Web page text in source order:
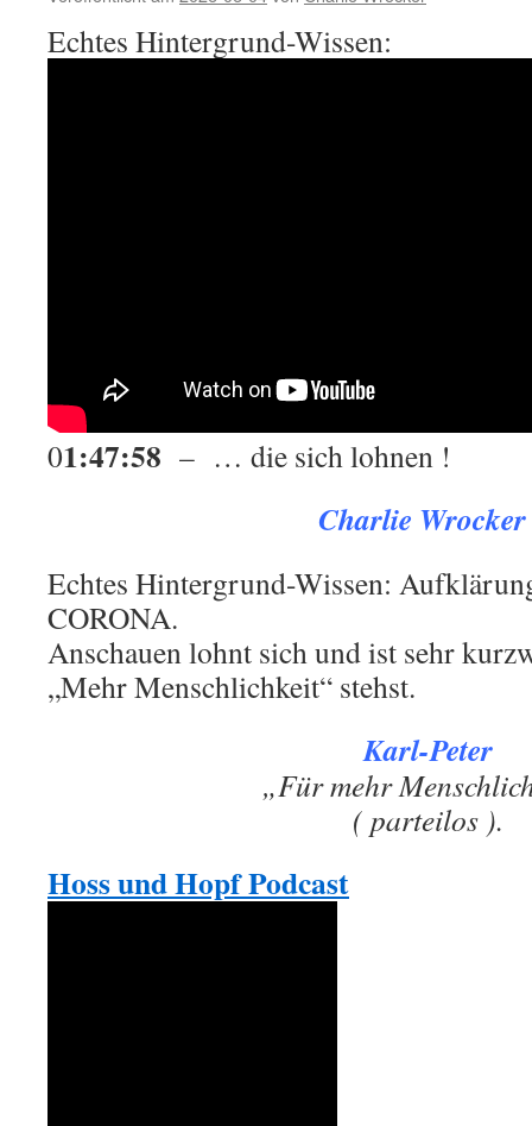
Echtes Hintergrund-Wissen:
01:47:58 – … die sich lohnen !
Charlie
Echtes Hintergrund-Wissen:
CORONA.
Anschauen lohnt sich und ist sehr
„Mehr Menschlichkeit“ stehst.
Karl-Peter
„Für mehr
( parteilos ).
Hoss und Hopf Podcast